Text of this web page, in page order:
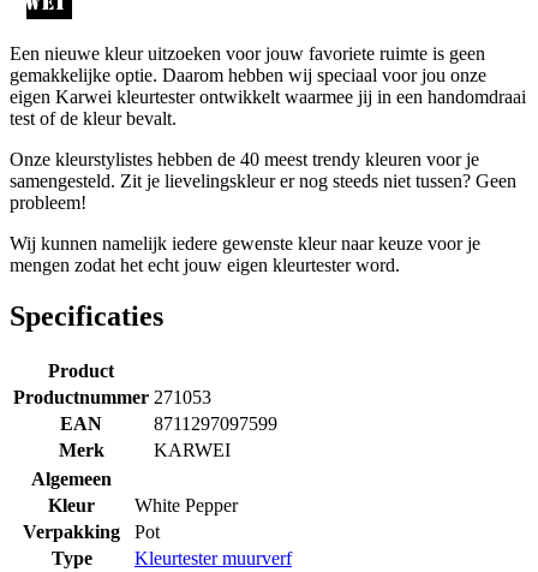
Een nieuwe kleur uitzoeken voor jouw favoriete ruimte is geen
gemakkelijke optie. Daarom hebben wij speciaal voor jou onze
eigen Karwei kleurtester ontwikkelt waarmee jij in een handomdraai
test of de kleur bevalt.
Onze kleurstylistes hebben de 40 meest trendy kleuren voor je
samengesteld. Zit je lievelingskleur er nog steeds niet tussen? Geen
probleem!
Wij kunnen namelijk iedere gewenste kleur naar keuze voor je
mengen zodat het echt jouw eigen kleurtester word.
Specificaties
Product
Productnummer 271053
EAN
8711297097599
Merk
KARWEI
Algemeen
Kleur
White Pepper
Verpakking
Pot
Type
Kleurtester muurverf